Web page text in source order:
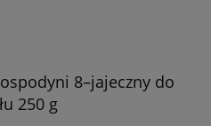
8–jajeczny do
250 g